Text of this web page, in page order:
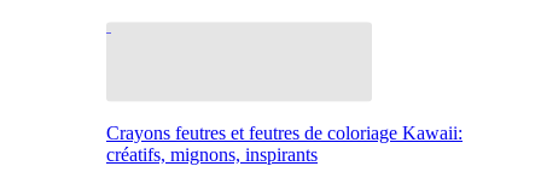
Crayons feutres et feutres de coloriage Kawaii:
créatifs, mignons, inspirants